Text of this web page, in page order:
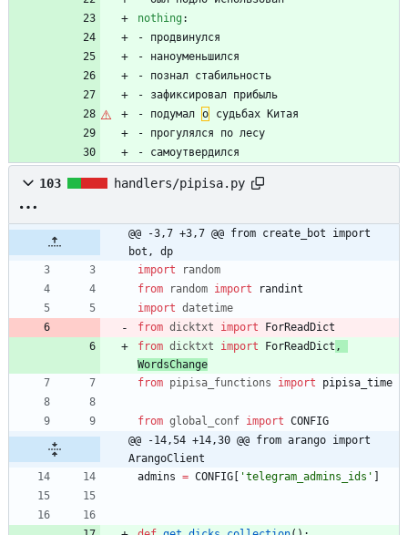
nothing :
- продвинулся
- наноуменьшился
- познал стабильность
- зафиксировал прибыль
- подумал о судьбах Китая
- прогулялся по лесу
- самоутвердился
103 handlers/pipisa.py
@@ -3,7 +3,7 @@ from create_bot import
bot, dp
import
random
from
random import
randint
import datetime
from dicktxt import
ForReadDict
from dicktxt import ForReadDict ,
WordsChange
from pipisa_functions import pipisa_time
from global_conf import CONFIG
@@ -14,54 +14,30 @@ from arango import
ArangoClient
admins = CONFIG 'telegram_admins_ids '